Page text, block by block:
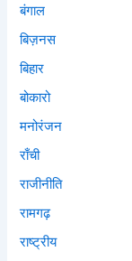
बंगाल
बिज़नस
बिहार
बोकारो
मनोरंजन
राँची
राजीनीति
रामगढ़
राष्ट्रीय